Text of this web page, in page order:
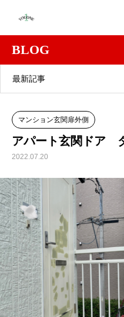
BLOG
最新記事
マンション玄関扉外側
アパート玄関ドア
2022.07.20